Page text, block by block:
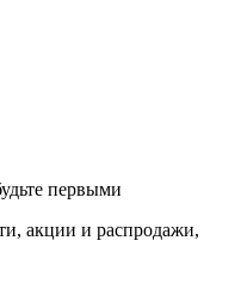
первыми
акции и распродажи,